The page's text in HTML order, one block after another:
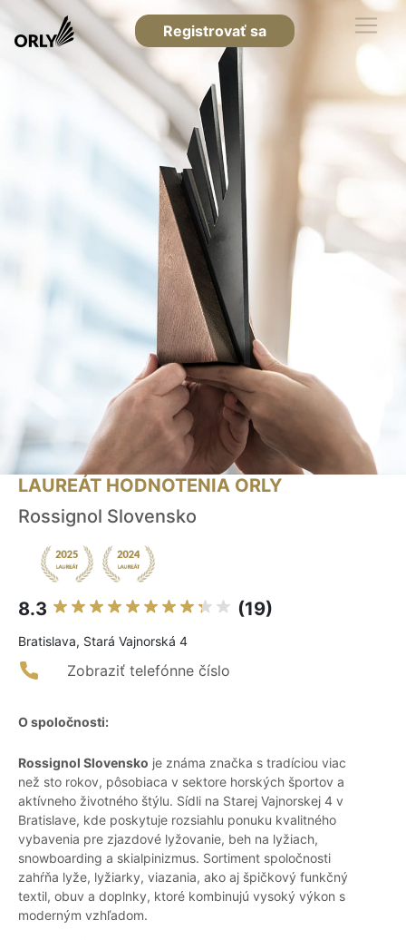
Registrovať sa
LAUREÁT HODNOTENIA ORLY
Rossignol Slovensko
8.3 (19)
Bratislava, Stará Vajnorská 4
Zobraziť telefónne číslo
O spoločnosti:
Rossignol Slovensko je známa značka s tradíciou viac
než sto rokov, pôsobiaca v sektore horských športov a
aktívneho životného štýlu. Sídli na Starej Vajnorskej 4 v
Bratislave, kde poskytuje rozsiahlu ponuku kvalitného
vybavenia pre zjazdové lyžovanie, beh na lyžiach,
snowboarding a skialpinizmus. Sortiment spoločnosti
zahŕňa lyže, lyžiarky, viazania, ako aj špičkový funkčný
textil, obuv a doplnky, ktoré kombinujú vysoký výkon s
moderným vzhľadom.